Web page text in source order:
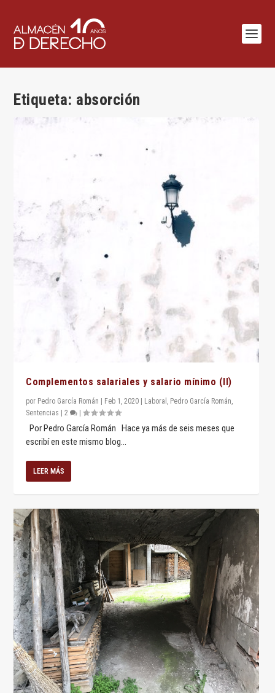
Etiqueta: absorción
Complementos salariales y salario mínimo (II)
por Pedro García Román Feb 1, 2020 Laboral , Pedro García Román,
Sentencias
|2 |
Por Pedro García Román Hace ya más de seis meses que
escribí en este mismo blog...
LEER MÁS